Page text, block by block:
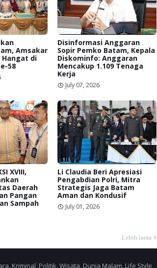
Amsakar
Hangat di
58
Disinformasi Anggaran
Sopir Pemko Batam, Kepala
Diskominfo: Anggaran
Mencakup 1.109 Tenaga
Kerja
July 07, 2026
XVIII,
Daerah
Pangan
Sampah
Li Claudia Beri Apresiasi
Pengabdian Polri, Mitra
Strategis Jaga Batam
Aman dan Kondusif
July 01, 2026
Lebih lama
Kriminal, Politik, Wisata, Dunia Malam, Life Style